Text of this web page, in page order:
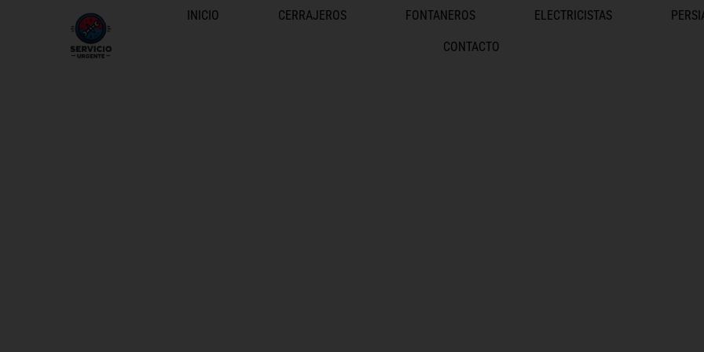
INICIO CERRAJEROS FONTANEROS ELECTRICISTAS
CONTACTO